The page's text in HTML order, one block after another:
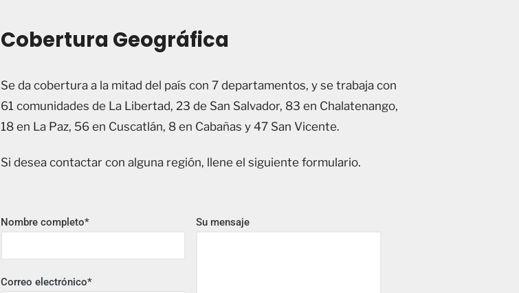
Cobertura Geográfica
Se da cobertura a la mitad del país con 7 departamentos, y se trabaja con
61 comunidades de La Libertad, 23 de San Salvador, 83 en Chalatenango,
18 en La Paz, 56 en Cuscatlán, 8 en Cabañas y 47 San Vicente.
Si desea contactar con alguna región, llene el siguiente formulario.
Nombre completo*
Correo electrónico*
Su mensaje